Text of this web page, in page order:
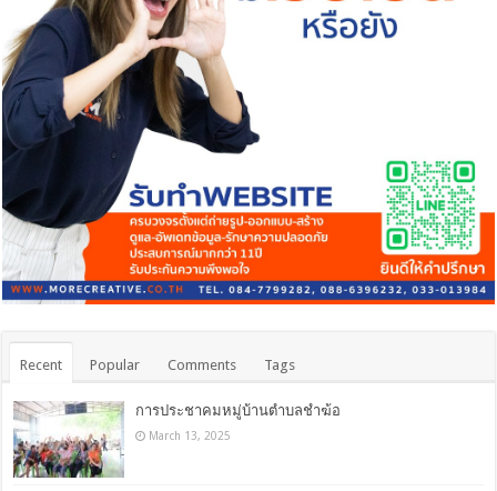
Recent Popular Comments Tags
การประชาคมหมู่บ้านตำบลชำฆ้อ
March 13, 2025